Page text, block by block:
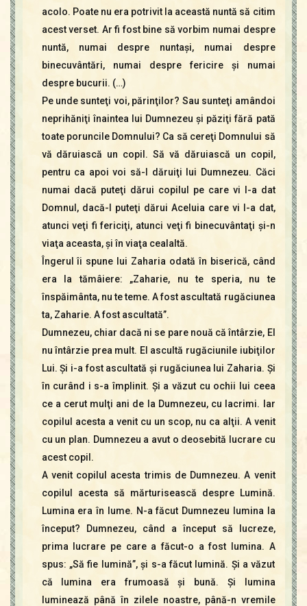
acolo. Poate nu era potrivit la această nuntă să citim
acest verset. Ar fi fost bine să vorbim numai despre
nuntă, numai despre nuntaşi, numai despre
binecuvântări, numai despre fericire şi numai
despre bucurii. (…)
Pe unde sunteţi voi, părinţilor? Sau sunteţi amândoi
neprihăniţi înaintea lui Dumnezeu şi păziţi fără pată
toate poruncile Domnului? Ca să cereţi Domnului să
vă dăruiască un copil. Să vă dăruiască un copil,
pentru ca apoi voi să-l dăruiţi lui Dumnezeu. Căci
numai dacă puteţi dărui copilul pe care vi l-a dat
Domnul, dacă-l puteţi dărui Aceluia care vi l-a dat,
atunci veţi fi fericiţi, atunci veţi fi binecuvântaţi şi-n
viaţa aceasta, şi în viaţa cealaltă.
Îngerul îi spune lui Zaharia odată în biserică, când
era la tămâiere: „Zaharie, nu te speria, nu te
înspăimânta, nu te teme. A fost ascultată rugăciunea
ta, Zaharie. A fost ascultată”.
Dumnezeu, chiar dacă ni se pare nouă că întârzie, El
nu întârzie prea mult. El ascultă rugăciunile iubiţilor
Lui. Şi i-a fost ascultată şi rugăciunea lui Zaharia. Şi
în curând i s-a împlinit. Şi a văzut cu ochii lui ceea
ce a cerut mulţi ani de la Dumnezeu, cu lacrimi. Iar
copilul acesta a venit cu un scop, nu ca alţii. A venit
cu un plan. Dumnezeu a avut o deosebită lucrare cu
acest copil.
A venit copilul acesta trimis de Dumnezeu. A venit
copilul acesta să mărturisească despre Lumină.
Lumina era în lume. N-a făcut Dumnezeu lumina la
început? Dumnezeu, când a început să lucreze,
prima lucrare pe care a făcut-o a fost lumina. A
spus: „Să fie lumină”, şi s-a făcut lumină. Şi a văzut
că lumina era frumoasă şi bună. Şi lumina
luminează până în zilele noastre, până-n vremile